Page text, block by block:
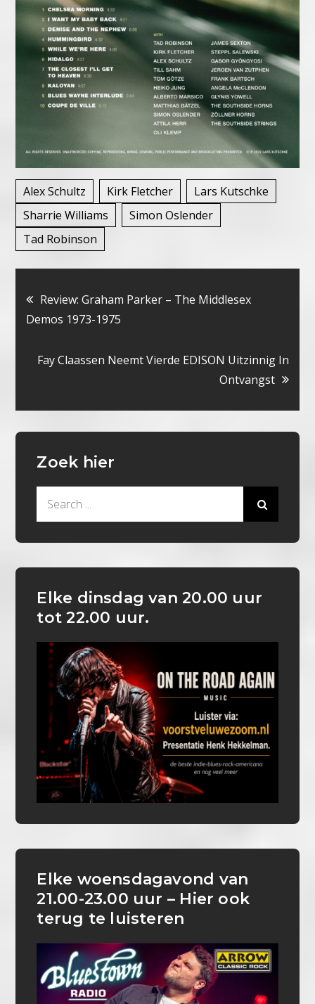
Alex Schultz Kirk Fletcher
Lars Kutschke
Sharrie Williams
Simon Oslender
Tad Robinson
Bericht
navigatie
Review: Graham Parker – The Middlesex
Demos 1973-1975
Fay Claassen Neemt Vierde EDISON Uitzinnig In
Ontvangst
Zoek hier
Elke dinsdag van 20.00 uur
tot 22.00 uur.
Elke woensdagavond van
21.00-23.00 uur – Hier ook
terug te luisteren